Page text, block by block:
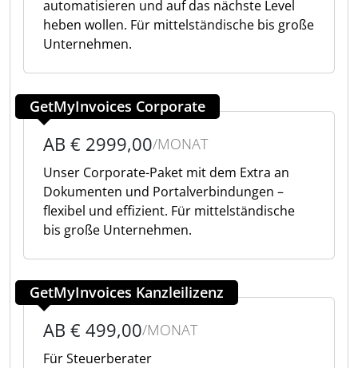
automatisieren und auf das nächste Level
heben wollen. Für mittelständische bis große
Unternehmen.
GetMyInvoices Corporate
AB € 2999,00/MONAT
Unser Corporate-Paket mit dem Extra an
Dokumenten und Portalverbindungen –
flexibel und effizient. Für mittelständische
bis große Unternehmen.
GetMyInvoices Kanzleilizenz
AB € 499,00/MONAT
Für Steuerberater